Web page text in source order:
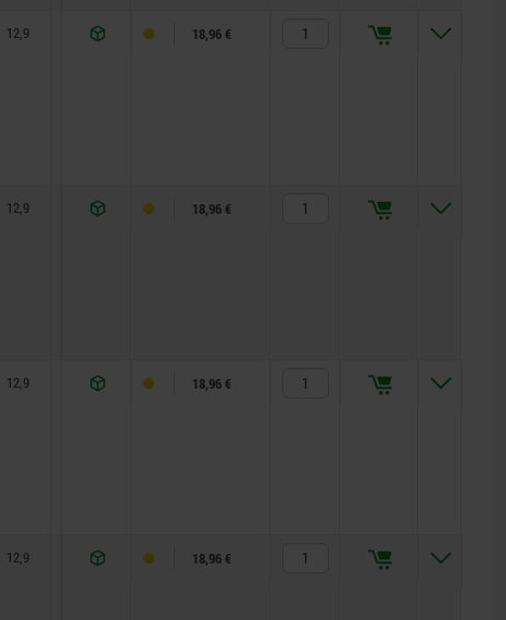
12,9 5,7 8 12 15
18,96 €
12,9 5,7 8 12 15
18,96 €
12,9 5,7 8 12 15
18,96 €
12,9 5,7 8 12 15
18,96 €